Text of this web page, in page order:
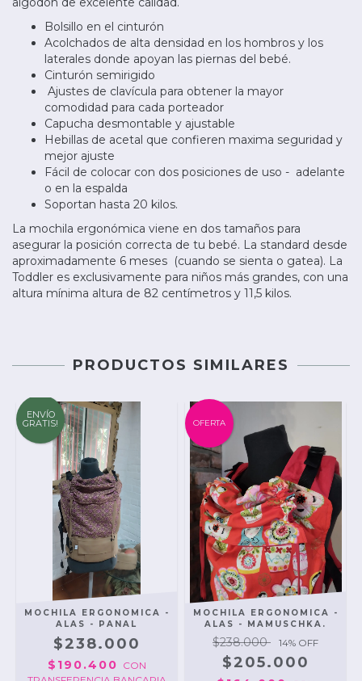
Bolsillo en el cinturón
Acolchados de alta densidad en los hombros y los
laterales donde apoyan las piernas del bebé.
Cinturón semirigido
Ajustes de clavícula para obtener la mayor
comodidad para cada porteador
Capucha desmontable y ajustable
Hebillas de acetal que confieren maxima seguridad y
mejor ajuste
Fácil de colocar con dos posiciones de uso - adelante
o en la espalda
Soportan hasta 20 kilos.
La mochila ergonómica viene en dos tamaños para
asegurar la posición correcta de tu bebé. La standard desde
aproximadamente 6 meses (cuando se sienta o gatea). La
Toddler es exclusivamente para niños más grandes, con una
altura mínima altura de 82 centímetros y 11,5 kilos.
PRODUCTOS SIMILARES
ENVÍO
GRATIS!
MOCHILA ERGONOMICA -
ALAS - PANAL
$238.000
$190.400 CON
OFERTA
MOCHILA ERGONOMICA -
ALAS - MAMUSCHKA.
$238.000 14% OFF
$205.000